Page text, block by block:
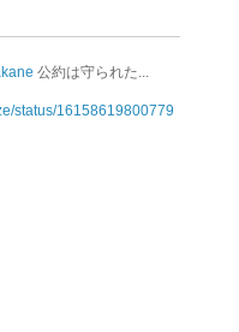
公約は守られた...
status/16158619800779